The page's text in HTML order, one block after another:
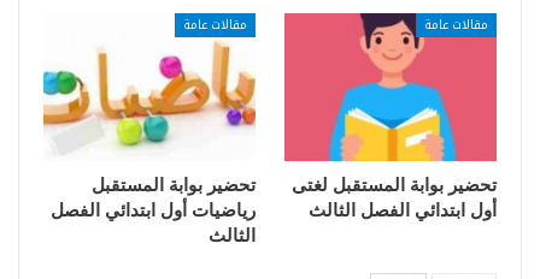
مقالات عامة
تحضير بوابة المستقبل لغتى
أول ابتدائي الفصل الثالث
مقالات عامة
تحضير بوابة المستقبل
رياضيات أول ابتدائي الفصل
الثالث